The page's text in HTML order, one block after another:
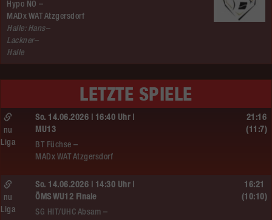
Hypo NÖ –
MADx WAT Atzgersdorf
Halle: Hans–
Lackner–
Halle
LETZTE SPIELE
So. 14.06.2026 | 16:40 Uhr |
MU13
BT Füchse –
MADx WAT Atzgersdorf
nu
Liga
21:16
(11:7)
So. 14.06.2026 | 14:30 Uhr |
ÖMS WU12 Finale
SG HIT/UHC Absam –
nu
Liga
16:21
(10:10)